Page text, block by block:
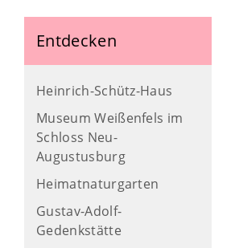
Entdecken
Heinrich-Schütz-Haus
Museum Weißenfels im
Schloss Neu-
Augustusburg
Heimatnaturgarten
Gustav-Adolf-
Gedenkstätte